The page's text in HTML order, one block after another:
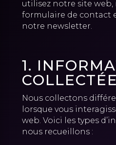
utilisez notre site
formulaire de contact
notre newsletter.
1.
Nous collectons
lorsque vous
web. Voici les types
nous recueillons :